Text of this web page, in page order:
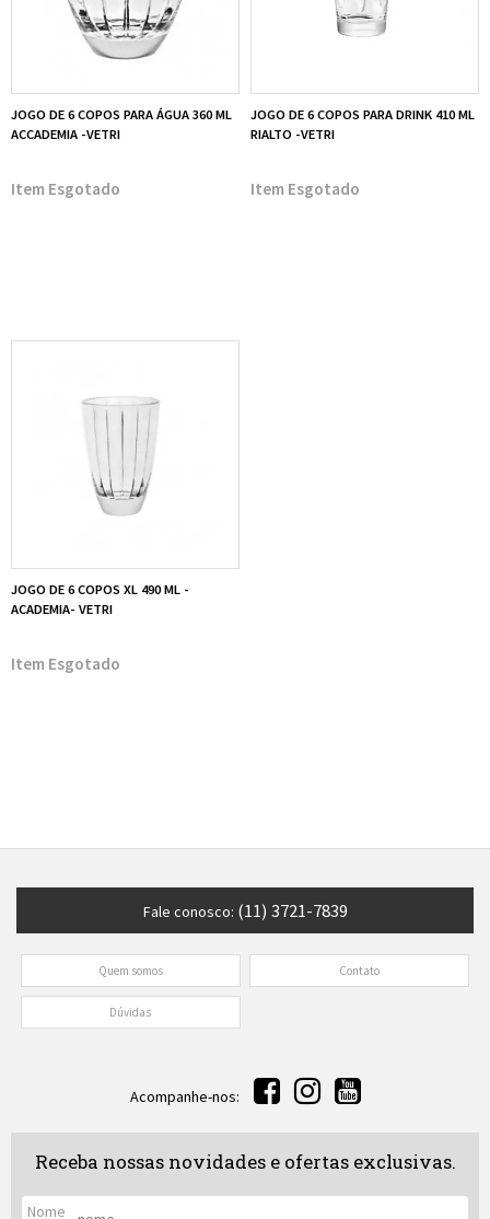
JOGO DE 6 COPOS PARA ÁGUA 360 ML
ACCADEMIA -VETRI
Esgotado
JOGO DE 6 COPOS PARA DRINK 410 ML
RIALTO -VETRI
Esgotado
JOGO DE 6 COPOS XL 490 ML -
ACADEMIA- VETRI
Esgotado
Fale conosco: (11) 3721-7839
Quem somos Contato
Dúvidas
Acompanhe-nos:
Receba nossas novidades e ofertas exclusivas.
Nome